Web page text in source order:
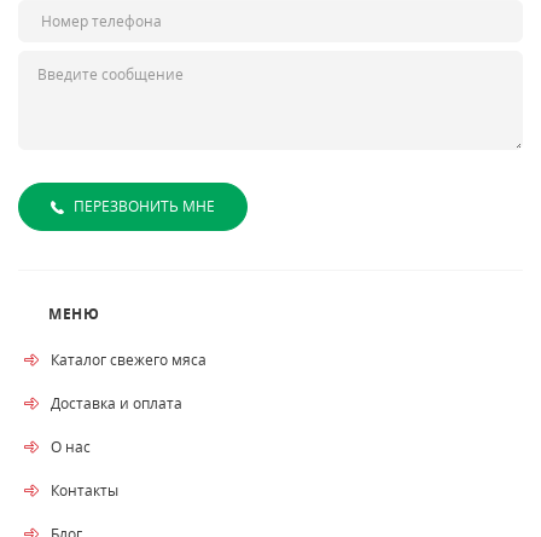
МЕНЮ
Каталог свежего мяса
Доставка и оплата
О нас
Контакты
ПЕРЕЗВОНИТЬ МНЕ